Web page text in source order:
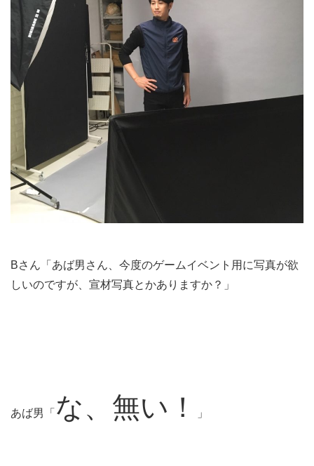
Bさん「あば男さん、今度のゲームイベント用に写真が欲
しいのですが、宣材写真とかありますか？」
あば男「 な、無い！ 」